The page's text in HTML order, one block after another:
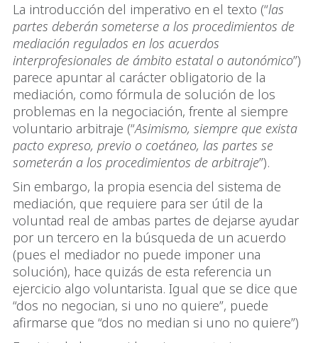
La introducción del imperativo en el texto (“las
partes deberán someterse a los procedimientos de
mediación regulados en los acuerdos
interprofesionales de ámbito estatal o autonómico”)
parece apuntar al carácter obligatorio de la
mediación, como fórmula de solución de los
problemas en la negociación, frente al siempre
voluntario arbitraje (“Asimismo, siempre que exista
pacto expreso, previo o coetáneo, las partes se
someterán a los procedimientos de arbitraje”).
Sin embargo, la propia esencia del sistema de
mediación, que requiere para ser útil de la
voluntad real de ambas partes de dejarse ayudar
por un tercero en la búsqueda de un acuerdo
(pues el mediador no puede imponer una
solución), hace quizás de esta referencia un
ejercicio algo voluntarista. Igual que se dice que
“dos no negocian, si uno no quiere”, puede
afirmarse que “dos no median si uno no quiere”)